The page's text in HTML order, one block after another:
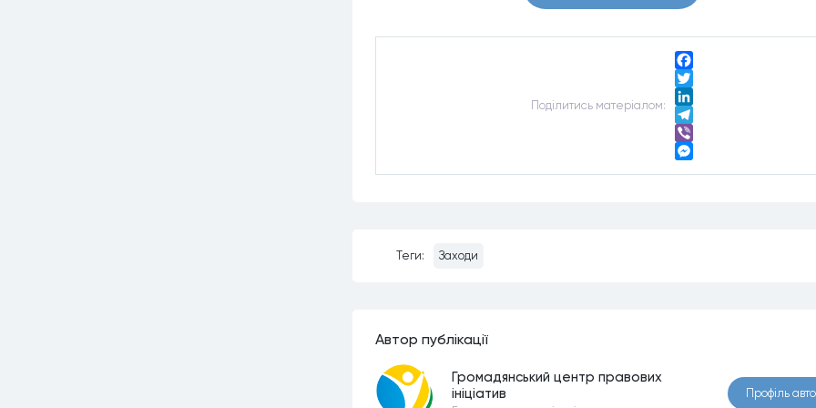
Подiлитись матерiалом:
Facebook
Twitter
LinkedIn
Telegram
Viber
Теги: Заходи
Автор публiкацiї
Громадянський центр правових
ініціатив
Профiль